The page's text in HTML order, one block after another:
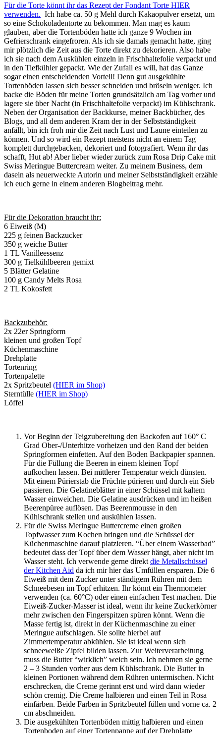
Für die Torte könnt ihr das Rezept der Fondant Torte HIER
verwenden. Ich habe ca. 50 g Mehl durch Kakaopulver ersetzt, um
so eine Schokoladentorte zu bekommen. Man mag es kaum
glauben, aber die Tortenböden hatte ich ganze 9 Wochen im
Gefrierschrank eingefroren. Als ich sie damals gemacht hatte, ging
mir plötzlich die Zeit aus die Torte direkt zu dekorieren. Also habe
ich sie nach dem Auskühlen einzeln in Frischhaltefolie verpackt und
in den Tiefkühler gepackt. Wie der Zufall es will, hat das Ganze
sogar einen entscheidenden Vorteil! Denn gut ausgekühlte
Tortenböden lassen sich besser schneiden und bröseln weniger. Ich
backe die Böden für meine Torten grundsätzlich am Tag vorher und
lagere sie über Nacht (in Frischhaltefolie verpackt) im Kühlschrank.
Neben der Organisation der Backkurse, meiner Backbücher, des
Blogs, und all dem anderen Kram der in der Selbstständigkeit
anfällt, bin ich froh mir die Zeit nach Lust und Laune einteilen zu
können. Und so wird ein Rezept meistens nicht an einem Tag
komplett durchgebacken, dekoriert und fotografiert. Wenn ihr das
schafft, Hut ab! Aber lieber wieder zurück zum Rosa Drip Cake mit
Swiss Meringue Buttercream weiter. Zu meinem Business, dem
dasein als neuerweckte Autorin und meiner Selbstständigkeit erzähle
ich euch gerne in einem anderen Blogbeitrag mehr.
Für die Dekoration braucht ihr:
6 Eiweiß (M)
225 g feinen Backzucker
350 g weiche Butter
1 TL Vanilleessenz
300 g Tielkühlbeeren gemixt
5 Blätter Gelatine
100 g Candy Melts Rosa
2 TL Kokosfett
Backzubehör:
2x 22er Springform
kleinen und großen Topf
Küchenmaschine
Drehplatte
Tortenring
Tortenpalette
2x Spritzbeutel (HIER im Shop)
Sterntülle (HIER im Shop)
Löffel
Vor Beginn der Teigzubereitung den Backofen auf 160° C
Grad Ober-/Unterhitze vorheizen und den Rand der beiden
Springformen einfetten. Auf den Boden Backpapier spannen.
Für die Füllung die Beeren in einem kleinen Topf
aufkochen lassen. Bei mittlerer Temperatur weich dünsten.
Mit einem Pürierstab die Früchte pürieren und durch ein Sieb
passieren. Die Gelatineblätter in einer Schüssel mit kaltem
Wasser einweichen. Die Gelatine ausdrücken und im heißen
Beerenpüree auflösen. Das Beerenmousse in den
Kühlschrank stellen und auskühlen lassen.
Für die Swiss Meringue Buttercreme einen großen
Topfwasser zum Kochen bringen und die Schüssel der
Küchenmaschine darauf platzieren. “Über einem Wasserbad”
bedeutet dass der Topf über dem Wasser hängt, aber nicht im
Wasser steht. Ich verwende gerne direkt die Metallschüssel
der Kitchen Aid da ich mir hier das Umfüllen ersparen. Die 6
Eiweiß mit dem Zucker unter ständigem Rühren mit dem
Schneebesen im Topf erhitzen. Ihr könnt ein Thermometer
verwenden (ca. 60°C) oder einen einfachen Test machen. Die
Eiweiß-Zucker-Masser ist ideal, wenn ihr keine Zuckerkörner
mehr zwischen den Fingerspitzen spüren könnt. Wenn die
Masse fertig ist, direkt in der Küchenmaschine zu einer
Meringue aufschlagen. Sie sollte hierbei auf
Zimmertemperatur abkühlen. Sie ist ideal wenn sich
schneeweiße Zipfel bilden lassen. Zur Weiterverarbeitung
muss die Butter “wirklich” weich sein. Ich nehmen sie gerne
2 – 3 Stunden vorher aus dem Kühlschrank. Die Butter in
kleinen Portionen während dem Rühren untermischen. Nicht
erschrecken, die Creme gerinnt erst und wird dann wieder
schön cremig. Die Creme halbieren und einen Teil in Rosa
einfärben. Beide Farben in Spritzbeutel füllen und vorne ca. 2
cm abschneiden.
Die ausgekühlten Tortenböden mittig halbieren und einen
Tortenboden auf einer Tortenpappe auf der Drehplatte